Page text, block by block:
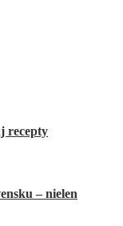
recepty
– nielen